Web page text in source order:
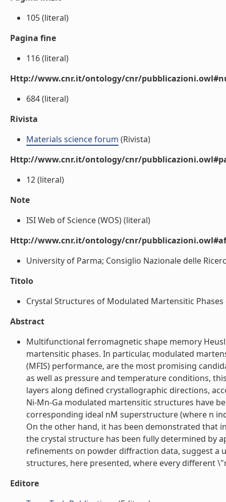
105 (literal)
Pagina fine
116 (literal)
Http://www.cnr.it/ontology/cnr/
684 (literal)
Rivista
Materials science forum (Rivista)
Http://www.cnr.it/ontology/cnr/
12 (literal)
Note
ISI Web of Science (WOS) (literal)
Http://www.cnr.it/ontology/cnr/
University of Parma; Consiglio Nazionale delle
Titolo
Crystal Structures of Modulated Martensitic Phases
Abstract
Multifunctional ferromagnetic shape memory
martensitic phases. In particular, modulated
(MFIS) performance, are the most promising
as well as pressure and temperature conditions,
layers along defined crystallographic directions,
Ni-Mn-Ga modulated martensitic structures have
corresponding ideal nM superstructure (where n
On the other hand, it has been demonstrated that
the crystal structure has been fully determined by
refinements on powder diffraction data, suggest
structures, here presented, where every different
Editore